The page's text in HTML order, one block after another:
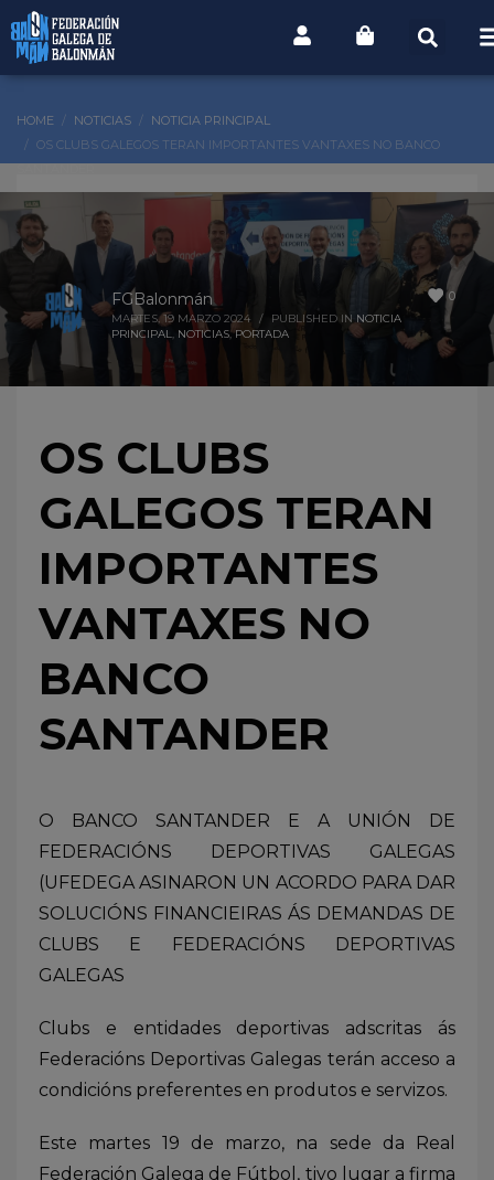
HOME NOTICIAS
NOTICIA PRINCIPAL
OS CLUBS GALEGOS TERAN IMPORTANTES VANTAXES NO BANCO
0
FGBalonmán
MARTES, 19 MARZO 2024 / PUBLISHED IN NOTICIA
PRINCIPAL, NOTICIAS,PORTADA
OS CLUBS
GALEGOS TERAN
IMPORTANTES
VANTAXES NO
BANCO
SANTANDER
O BANCO SANTANDER E A UNIÓN DE
FEDERACIÓNS DEPORTIVAS GALEGAS
(UFEDEGA ASINARON UN ACORDO PARA DAR
SOLUCIÓNS FINANCIEIRAS ÁS DEMANDAS DE
CLUBS E FEDERACIÓNS DEPORTIVAS
GALEGAS
Clubs e entidades deportivas adscritas ás
Federacións Deportivas Galegas terán acceso a
condicións preferentes en produtos e servizos.
Este martes 19 de marzo, na sede da Real
Federación Galega de Fútbol, tivo lugar a firma